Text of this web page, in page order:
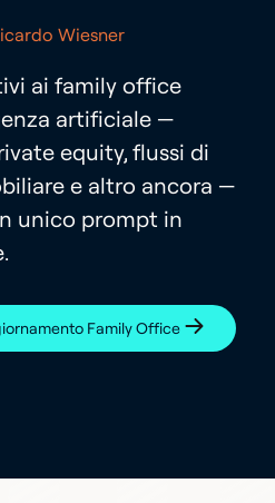
Wiesner
ai family office
artificiale —
equity, flussi di
e altro ancora —
unico prompt in
Family Office